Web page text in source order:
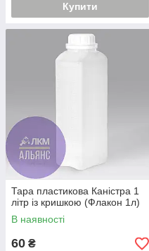
Купити
Тара пластикова Каністра 1
літр із кришкою (Флакон 1л)
В наявності
60 ₴